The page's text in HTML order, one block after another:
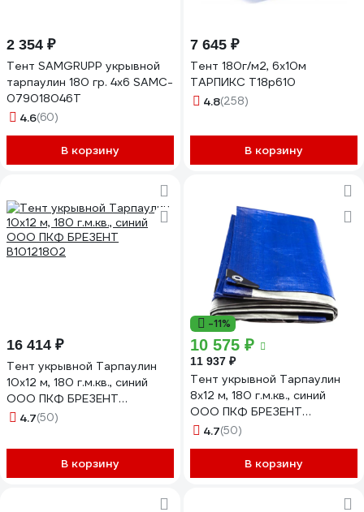
2 354 ₽
Тент SAMGRUPP укрывной
тарпаулин 180 гр. 4x6 SAMC-
079018046Т
4.6(60)
В корзину
7 645 ₽
Тент 180г/м2, 6х10м
ТАРПИКС Т18р610
4.8(258)
В корзину
16 414 ₽
Тент укрывной Тарпаулин
10х12 м, 180 г.м.кв., синий
ООО ПКФ БРЕЗЕНТ
В10121802
4.7(50)
В корзину
-11%
10 575 ₽
11 937 ₽
Тент укрывной Тарпаулин
8х12 м, 180 г.м.кв., синий
ООО ПКФ БРЕЗЕНТ
В81218020
4.7(50)
В корзину